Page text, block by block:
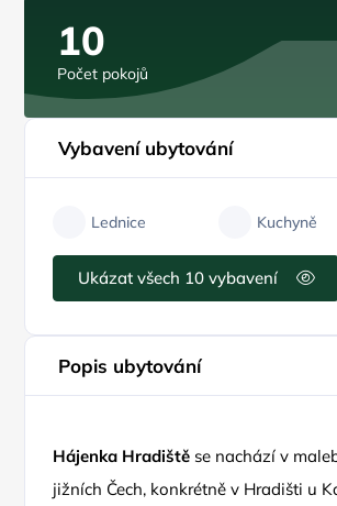
10
Počet pokojů
Vybavení ubytování
Lednice Kuchyně
Ukázat všech 10 vybavení
Popis ubytování
Hájenka Hradiště se nachází v
jižních Čech, konkrétně v Hradišti u